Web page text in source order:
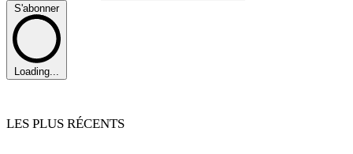
S'abonner
Loading...
LES PLUS RÉCENTS